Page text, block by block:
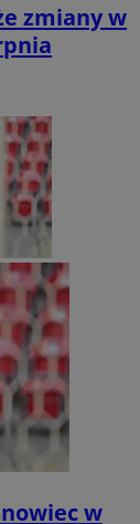
zmiany w
w